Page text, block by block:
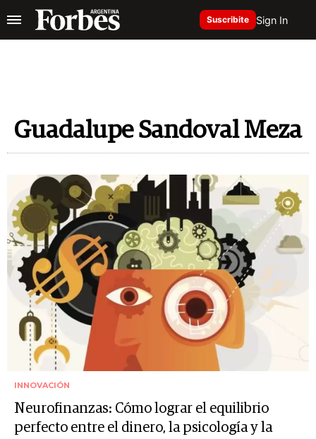
Suscribite Sign In
Guadalupe Sandoval Meza
INNOVACIÓN
Neurofinanzas: Cómo lograr el equilibrio
perfecto entre el dinero, la psicología y la